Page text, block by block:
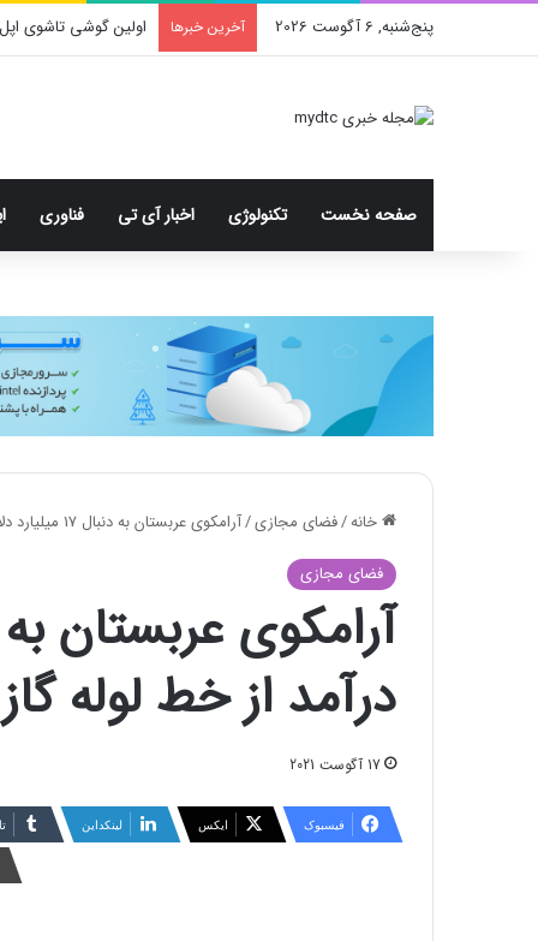
پنج‌شنبه, 6 آگوست 2026 آخرین خبرها اولین گوشی تاشوی
صفحه نخست تکنولوژی اخبار آی تی فناوری
خانه/فضای مجازی/آرامکوی عربستان به دنبال 17 میلیارد دلار درآمد از خط لوله گاز
فضای مجازی
درآمد از خط لوله گاز
17 آگوست 2021
فیسبوک ایکس لینکداین